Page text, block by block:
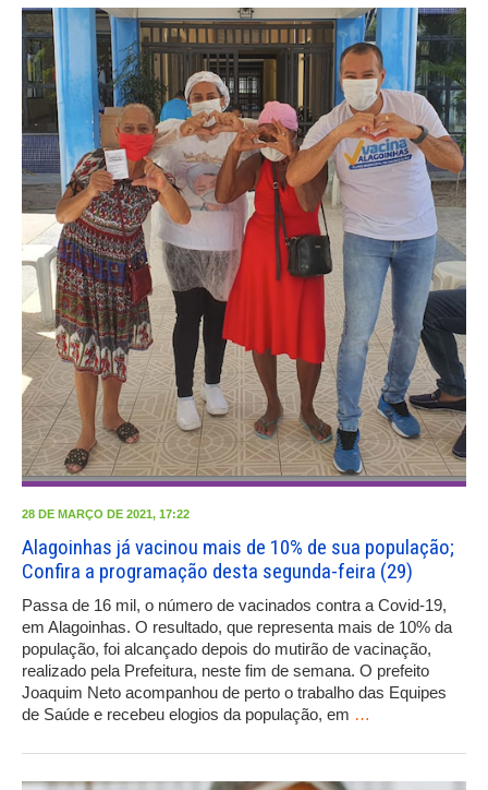
28 DE MARÇO DE 2021, 17:22
Alagoinhas já vacinou mais de 10% de sua população;
Confira a programação desta segunda-feira (29)
Passa de 16 mil, o número de vacinados contra a Covid-19,
em Alagoinhas. O resultado, que representa mais de 10% da
população, foi alcançado depois do mutirão de vacinação,
realizado pela Prefeitura, neste fim de semana. O prefeito
Joaquim Neto acompanhou de perto o trabalho das Equipes
de Saúde e recebeu elogios da população, em …